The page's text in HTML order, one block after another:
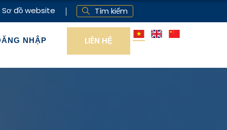
Sơ đồ website Tìm kiếm
NHẬP LIÊN HỆ